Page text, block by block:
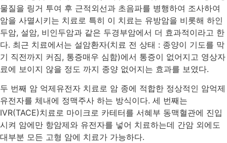
물질을 링거 투여 후 근적외선과 초음파를 병행하여 조사하여
암을 사멸시키는 치료로 특히 이 치료는 유방암을 비롯해 하인
두암, 설암, 비인두암과 같은 두경부암에서 더 효과적이라고 한
다. 최근 치료에서는 설암환자(치료 전 상태 : 종양이 기도를 막
기 직전까지 커짐, 통증매우 심함)에서 통증이 없어지고 영상자
료에 보이지 않을 정도 까지 종양 없어지는 효과를 보였다.
두 번째 암 억제유전자 치료로 암 종에 적합한 정상적인 암억제
유전자를 체내에 정맥주사 하는 방식이다. 세 번째는
IVR(TACE)치료로 마이크로 카테터를 서혜부 동맥혈관에 진입
시켜 암에만 항암제와 유전자를 넣어 치료하는데 간암 외에도
대부분 모든 고형 암에 치료가 가능하다.